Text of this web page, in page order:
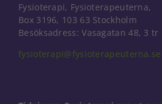
Fysioterapi, Fysioterapeuterna,
Box 3196, 103 63 Stockholm
Besöksadress: Vasagatan 48, 3 tr
fysioterapi@fysioterapeuterna.se